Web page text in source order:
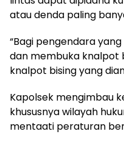
atau denda paling
“Bagi pengendara
dan membuka knalpot
knalpot bising yang
Kapolsek mengimbau
khususnya wilayah
mentaati peraturan